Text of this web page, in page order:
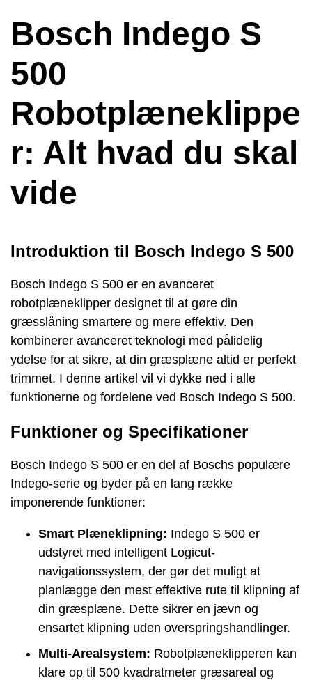
Bosch Indego S
500
Robotplæneklippe
r: Alt hvad du skal
vide
Introduktion til Bosch Indego S 500
Bosch Indego S 500 er en avanceret
robotplæneklipper designet til at gøre din
græsslåning smartere og mere effektiv. Den
kombinerer avanceret teknologi med pålidelig
ydelse for at sikre, at din græsplæne altid er perfekt
trimmet. I denne artikel vil vi dykke ned i alle
funktionerne og fordelene ved Bosch Indego S 500.
Funktioner og Specifikationer
Bosch Indego S 500 er en del af Boschs populære
Indego-serie og byder på en lang række
imponerende funktioner:
Smart Plæneklipning: Indego S 500 er
udstyret med intelligent Logicut-
navigationssystem, der gør det muligt at
planlægge den mest effektive rute til klipning af
din græsplæne. Dette sikrer en jævn og
ensartet klipning uden overspringshandlinger.
Multi-Arealsystem: Robotplæneklipperen kan
klare op til 500 kvadratmeter græsareal og